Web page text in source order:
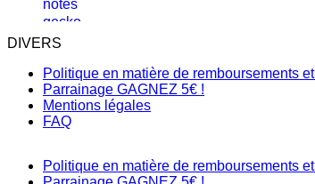
DIVERS
Politique en matière de remboursements
Parrainage GAGNEZ 5€ !
Mentions légales
FAQ
Politique en matière de remboursements